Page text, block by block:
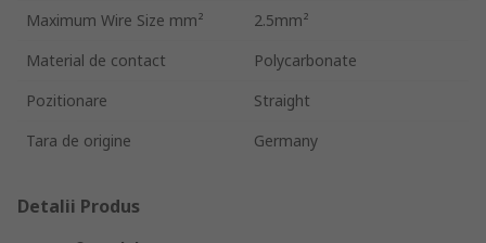
Maximum Wire Size mm²
2.5mm²
Material de contact
Polycarbonate
Pozitionare
Straight
Tara de origine
Germany
Detalii Produs